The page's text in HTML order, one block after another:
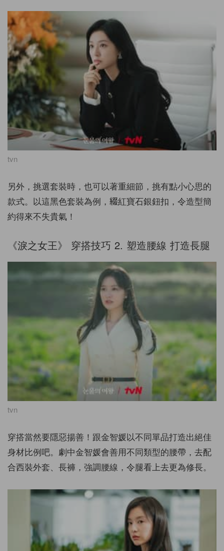
tvn
另外，挑選套裝時，也可以著重細節，挑有點小心思的
款式。以這黑色套裝為例，綴紅寶石銀鈕扣，令造型簡
約得來不失貴氣！
《淚之女王》 穿搭技巧 2. 塑造腰線 打造長腿
tvn
穿搭當然要隱惡揚善！跟金智媛以不同單品打造出絕佳
身材比例吧。劇中金智媛會善用不同類型的腰帶，去配
合西裝外套、長褲，強調腰線，令腿看上去更為修長。